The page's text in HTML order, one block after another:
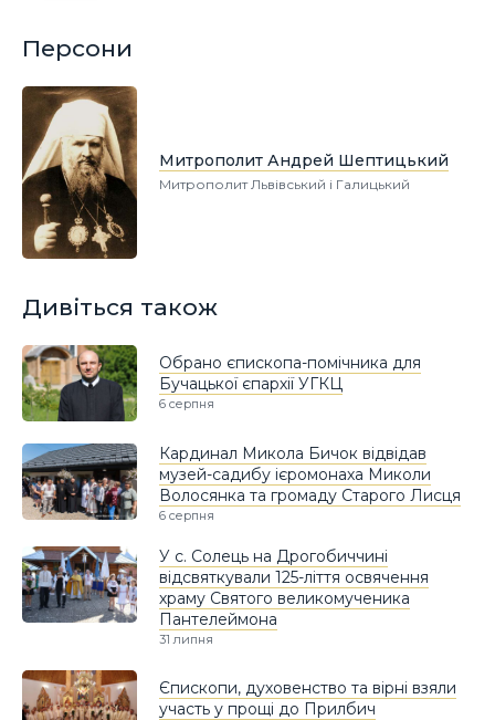
Персони
Митрополит Андрей Шептицький
Митрополит Львівський і Галицький
Дивіться також
Обрано єпископа-помічника для
Бучацької єпархії УГКЦ
6 серпня
Кардинал Микола Бичок відвідав
музей-садибу ієромонаха Миколи
Волосянка та громаду Старого Лисця
6 серпня
У с. Солець на Дрогобиччині
відсвяткували 125-ліття освячення
храму Святого великомученика
Пантелеймона
31 липня
Єпископи, духовенство та вірні взяли
участь у прощі до Прилбич